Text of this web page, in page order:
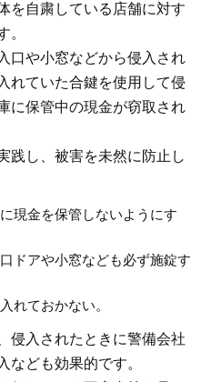
を自粛している店舗に対す
。
口や小窓などから侵入され
れていた合鍵を使用して侵
に保管中の現金が窃取され
践し、被害を未然に防止し
現金を保管しないようにす
ドアや小窓なども必ず施錠す
れておかない。
侵入されたときに警備会社
なども効果的です。